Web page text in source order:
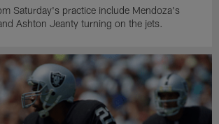
Saturday's practice include Mendoza's
Ashton Jeanty turning on the jets.